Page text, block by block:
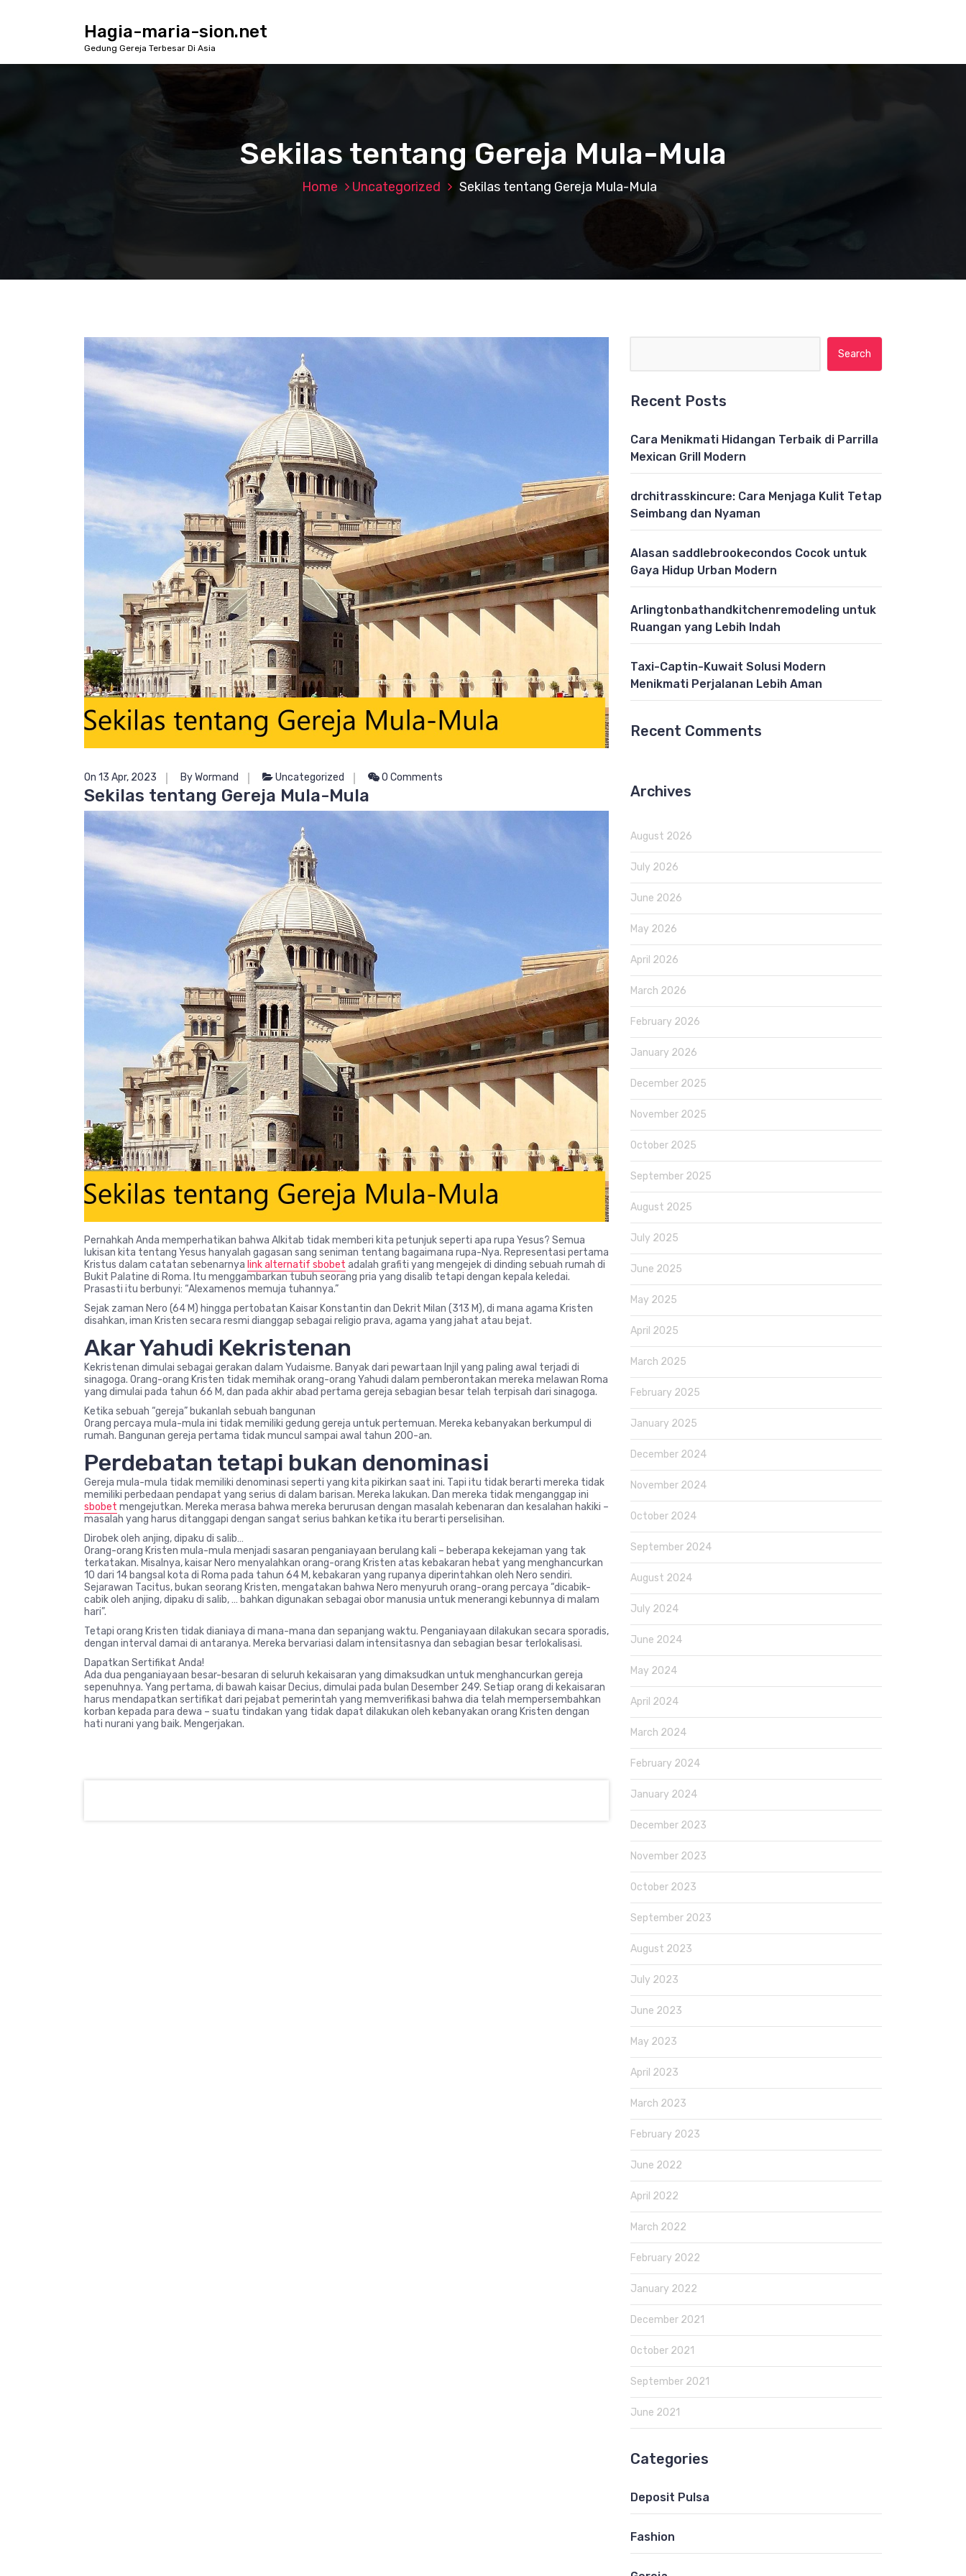
Hagia-maria-sion.net
Gedung Gereja Terbesar Di Asia
Sekilas tentang Gereja Mula-Mula
Home Uncategorized Sekilas tentang Gereja Mula-Mula
On 13 Apr, 2023 By Wormand Uncategorized 0 Comments
Sekilas tentang Gereja Mula-Mula
Pernahkah Anda memperhatikan bahwa Alkitab tidak memberi kita petunjuk seperti apa rupa Yesus? Semua
lukisan kita tentang Yesus hanyalah gagasan sang seniman tentang bagaimana rupa-Nya. Representasi pertama
Kristus dalam catatan sebenarnya link alternatif sbobet adalah grafiti yang mengejek di dinding sebuah rumah di
Bukit Palatine di Roma. Itu menggambarkan tubuh seorang pria yang disalib tetapi dengan kepala keledai.
Prasasti itu berbunyi: “Alexamenos memuja tuhannya.”
Sejak zaman Nero (64 M) hingga pertobatan Kaisar Konstantin dan Dekrit Milan (313 M), di mana agama Kristen
disahkan, iman Kristen secara resmi dianggap sebagai religio prava, agama yang jahat atau bejat.
Akar Yahudi Kekristenan
Kekristenan dimulai sebagai gerakan dalam Yudaisme. Banyak dari pewartaan Injil yang paling awal terjadi di
sinagoga. Orang-orang Kristen tidak memihak orang-orang Yahudi dalam pemberontakan mereka melawan Roma
yang dimulai pada tahun 66 M, dan pada akhir abad pertama gereja sebagian besar telah terpisah dari sinagoga.
Ketika sebuah “gereja” bukanlah sebuah bangunan
Orang percaya mula-mula ini tidak memiliki gedung gereja untuk pertemuan. Mereka kebanyakan berkumpul di
rumah. Bangunan gereja pertama tidak muncul sampai awal tahun 200-an.
Perdebatan tetapi bukan denominasi
Gereja mula-mula tidak memiliki denominasi seperti yang kita pikirkan saat ini. Tapi itu tidak berarti mereka tidak
memiliki perbedaan pendapat yang serius di dalam barisan. Mereka lakukan. Dan mereka tidak menganggap ini
sbobet mengejutkan. Mereka merasa bahwa mereka berurusan dengan masalah kebenaran dan kesalahan hakiki –
masalah yang harus ditanggapi dengan sangat serius bahkan ketika itu berarti perselisihan.
Dirobek oleh anjing, dipaku di salib…
Orang-orang Kristen mula-mula menjadi sasaran penganiayaan berulang kali – beberapa kekejaman yang tak
terkatakan. Misalnya, kaisar Nero menyalahkan orang-orang Kristen atas kebakaran hebat yang menghancurkan
10 dari 14 bangsal kota di Roma pada tahun 64 M, kebakaran yang rupanya diperintahkan oleh Nero sendiri.
Sejarawan Tacitus, bukan seorang Kristen, mengatakan bahwa Nero menyuruh orang-orang percaya “dicabik-
cabik oleh anjing, dipaku di salib, … bahkan digunakan sebagai obor manusia untuk menerangi kebunnya di malam
hari”.
Tetapi orang Kristen tidak dianiaya di mana-mana dan sepanjang waktu. Penganiayaan dilakukan secara sporadis,
dengan interval damai di antaranya. Mereka bervariasi dalam intensitasnya dan sebagian besar terlokalisasi.
Dapatkan Sertifikat Anda!
Ada dua penganiayaan besar-besaran di seluruh kekaisaran yang dimaksudkan untuk menghancurkan gereja
sepenuhnya. Yang pertama, di bawah kaisar Decius, dimulai pada bulan Desember 249. Setiap orang di kekaisaran
harus mendapatkan sertifikat dari pejabat pemerintah yang memverifikasi bahwa dia telah mempersembahkan
korban kepada para dewa – suatu tindakan yang tidak dapat dilakukan oleh kebanyakan orang Kristen dengan
hati nurani yang baik. Mengerjakan.
Recent Posts
Cara Menikmati Hidangan Terbaik di Parrilla
Mexican Grill Modern
drchitrasskincure: Cara Menjaga Kulit Tetap
Seimbang dan Nyaman
Alasan saddlebrookecondos Cocok untuk
Gaya Hidup Urban Modern
Arlingtonbathandkitchenremodeling untuk
Ruangan yang Lebih Indah
Taxi-Captin-Kuwait Solusi Modern
Menikmati Perjalanan Lebih Aman
Recent Comments
Archives
August 2026
July 2026
June 2026
May 2026
April 2026
March 2026
February 2026
January 2026
December 2025
November 2025
October 2025
September 2025
August 2025
July 2025
June 2025
May 2025
April 2025
March 2025
February 2025
January 2025
December 2024
November 2024
October 2024
September 2024
August 2024
July 2024
June 2024
May 2024
April 2024
March 2024
February 2024
January 2024
December 2023
November 2023
October 2023
September 2023
August 2023
July 2023
June 2023
May 2023
April 2023
March 2023
February 2023
June 2022
April 2022
March 2022
February 2022
January 2022
December 2021
October 2021
September 2021
June 2021
Categories
Deposit Pulsa
Fashion